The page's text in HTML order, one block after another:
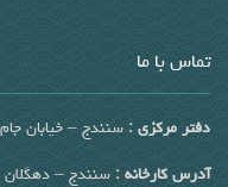
تماس با ما
دفتر مرکزی : سنندج – خیابان
آدرس کارخانه : سنندج –